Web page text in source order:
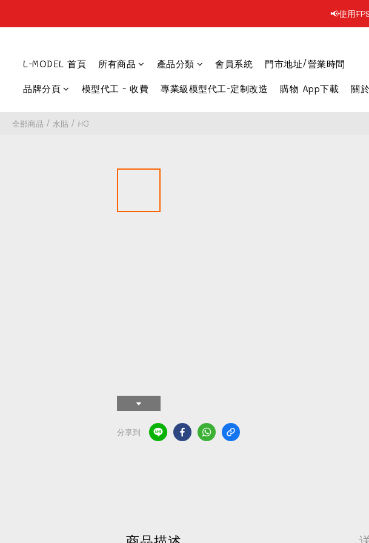
📢凡購
📢使用
L-MODEL 首頁 所有商品 產品分類 會員系統 門市地址/營業時間
品牌分頁 模型代工 - 收費 專業級模型代工-定制改造 購物 App下載 關
全部商品 / 水貼 / HG
分享到